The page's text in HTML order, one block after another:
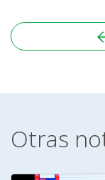
Otras